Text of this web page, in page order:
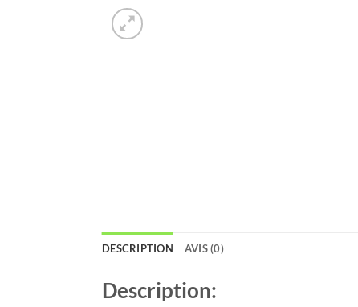
DESCRIPTION AVIS (0)
Description: